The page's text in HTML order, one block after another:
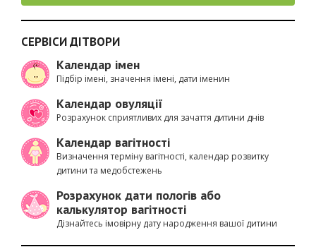
СЕРВІСИ ДІТВОРИ
Календар імен
Підбір імені, значення імені, дати іменин
Календар овуляції
Розрахунок сприятливих для зачаття дитини днів
Календар вагітності
Визначення терміну вагітності, календар розвитку
дитини та медобстежень
Розрахунок дати пологів або
калькулятор вагітності
Дізнайтесь імовірну дату народження вашої дитини